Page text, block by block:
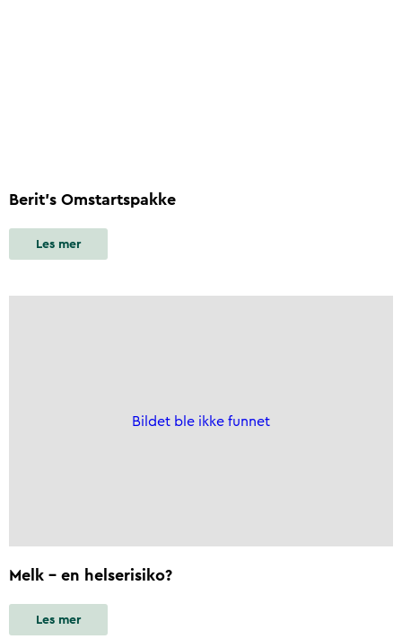
Berit's Omstartspakke
Les mer
Bildet ble ikke funnet
Melk – en helserisiko?
Les mer